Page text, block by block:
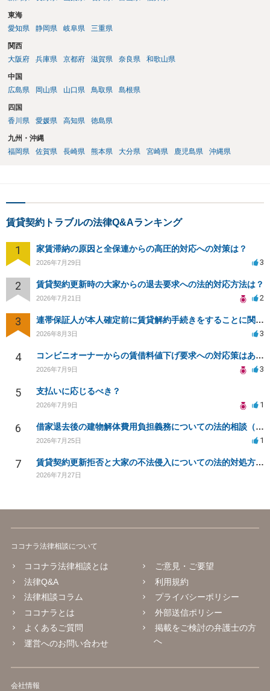
成することが重要です。 契約書では、更新条項・解除条項・期間の定
め・定期借家に関する記載の有無、これまでの更新時の合意内容
（「今回で最後」などの文言）が、借主不利な特約として無効になり
容を十分に確認し、不明点は弁護士に相談することをおすすめしま
す。
東海
愛知県
静岡県 岐阜県 三重県
関西
大阪府
兵庫県 京都府 滋賀県 奈良県 和歌山県
中国
広島県
岡山県 山口県 鳥取県 島根県
四国
香川県
愛媛県 高知県 徳島県
九州・沖縄
福岡県
佐賀県 長崎県 熊本県 大分県 宮崎県 鹿児島県 沖縄県
賃貸契約トラブルの法律Q&Aランキング
1 家賃滞納の原因と全保連からの高圧的対応への対策は？
2026年7月29日 3
2 賃貸契約更新時の大家からの退去要求への法的対応方法は？
2026年7月21日 2
3 連帯保証人が本人確定前に賃貸解約手続きをすることに関して
2026年8月3日 3
4 コンビニオーナーからの賃借料値下げ要求への対応策はありますか
2026年7月9日 3
5 支払いに応じるべき？
2026年7月9日 1
6 借家退去後の建物解体費用負担義務についての法的相談（補足説明修正）
2026年7月25日 1
7 賃貸契約更新拒否と大家の不法侵入についての法的対処方法は？
2026年7月27日
ココナラ法律相談について
ココナラ法律相談とは
法律Q&A
法律相談コラム
ココナラとは
よくあるご質問
運営へのお問い合わせ
ご意見・ご要望
利用規約
プライバシーポリシー
外部送信ポリシー
掲載をご検討の弁護士の方
へ
会社情報